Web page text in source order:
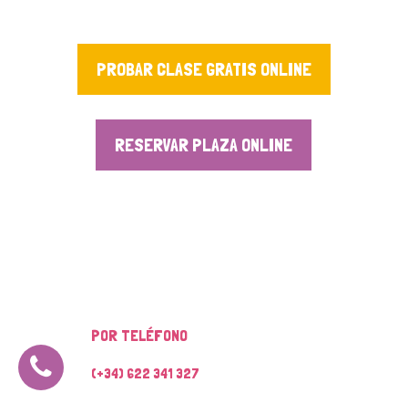
PROBAR CLASE GRATIS ONLINE
RESERVAR PLAZA ONLINE
POR TELÉFONO
(+34) 622 341 327